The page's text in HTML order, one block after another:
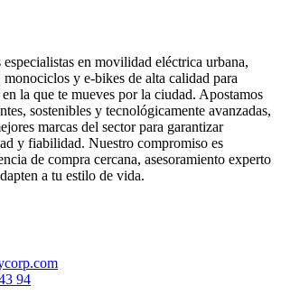
en movilidad eléctrica urbana,
y e-bikes de alta calidad para
la que te mueves por la ciudad. Apostamos
sostenibles y tecnológicamente avanzadas,
marcas del sector para garantizar
y fiabilidad. Nuestro compromiso es
de compra cercana, asesoramiento experto
a tu estilo de vida.
94